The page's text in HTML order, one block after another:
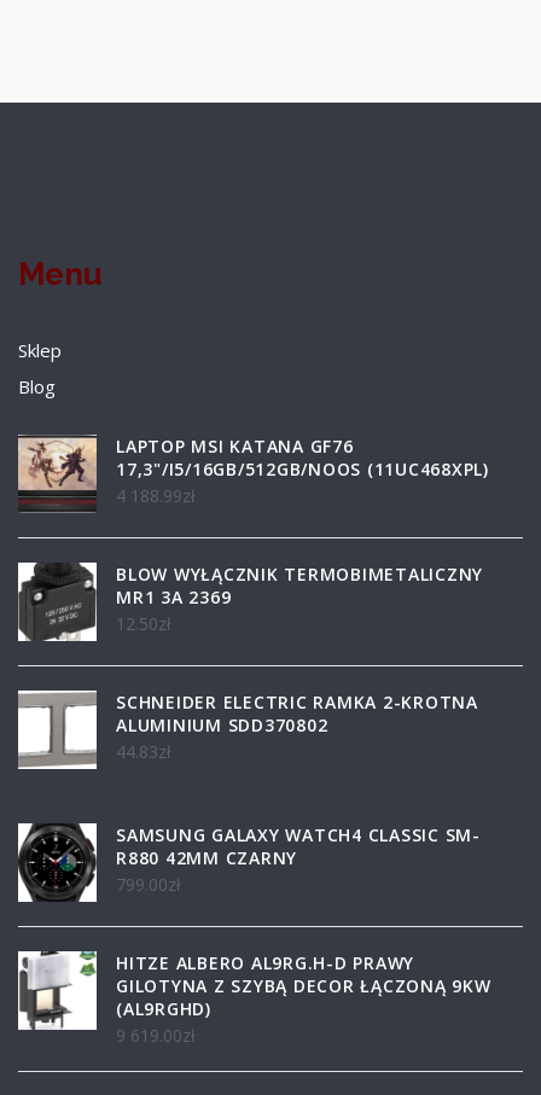
Menu
Sklep
Blog
LAPTOP MSI KATANA GF76
17,3"/I5/16GB/512GB/NOOS (11UC468XPL)
4 188.99zł
BLOW WYŁĄCZNIK TERMOBIMETALICZNY
MR1 3A 2369
12.50zł
SCHNEIDER ELECTRIC RAMKA 2-KROTNA
ALUMINIUM SDD370802
44.83zł
SAMSUNG GALAXY WATCH4 CLASSIC SM-
R880 42MM CZARNY
799.00zł
HITZE ALBERO AL9RG.H-D PRAWY
GILOTYNA Z SZYBĄ DECOR ŁĄCZONĄ 9KW
(AL9RGHD)
9 619.00zł